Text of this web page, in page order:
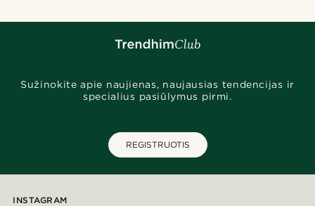
Sužinokite apie naujienas, naujausias tendencijas ir
specialius pasiūlymus pirmi.
REGISTRUOTIS
INSTAGRAM